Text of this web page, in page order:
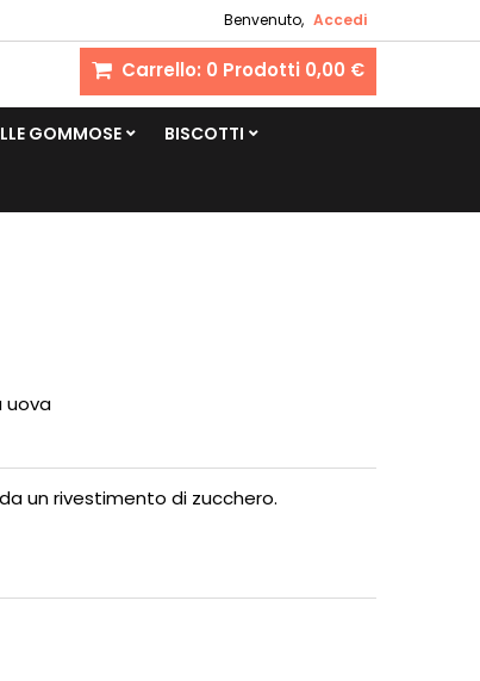
Benvenuto, Accedi
Carrello: 0 Prodotti 0,00 €
GOMMOSE BISCOTTI
uova
un rivestimento di zucchero.